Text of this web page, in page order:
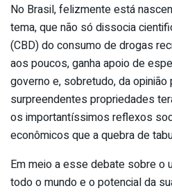
No Brasil, felizmente está
tema, que não só dissocia
(CBD) do consumo de drogas
aos poucos, ganha apoio de
governo e, sobretudo, da
surpreendentes propriedades
os importantíssimos reflexos
econômicos que a quebra de
Em meio a esse debate sobre o
todo o mundo e o potencial da